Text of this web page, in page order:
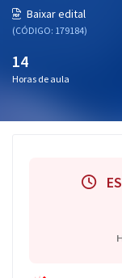
Baixar edital
(CÓDIGO: 179184)
14
Horas de aula